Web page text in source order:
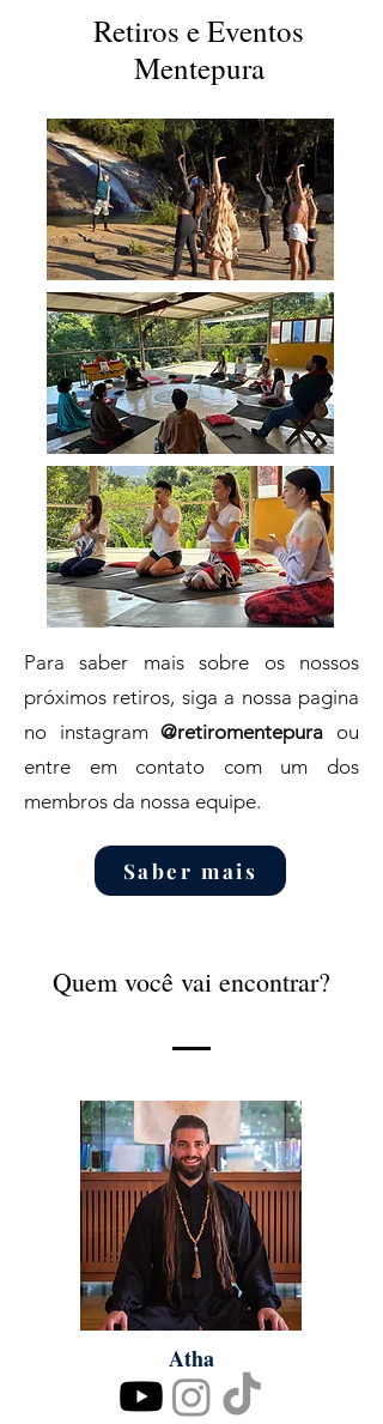
Retiros e Eventos
Mentepura
Para saber mais sobre os nossos
próximos retiros, siga a nossa pagina
no instagram@retiromentepura ou
entre em contato com um dos
membros da nossa equipe.
Saber mais
Quem você vai encontrar?
Atha